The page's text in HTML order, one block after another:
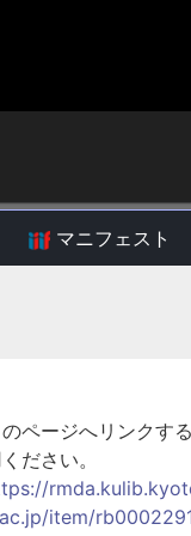
マニフェスト
ページへリンクす
ださい。
item/